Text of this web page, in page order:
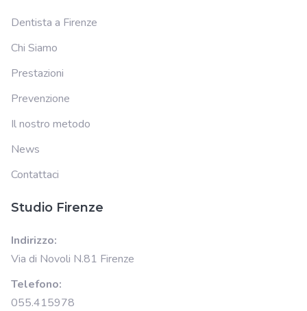
Dentista a Firenze
Chi Siamo
Prestazioni
Prevenzione
Il nostro metodo
News
Contattaci
Studio Firenze
Indirizzo:
Via di Novoli N.81 Firenze
Telefono:
055.415978